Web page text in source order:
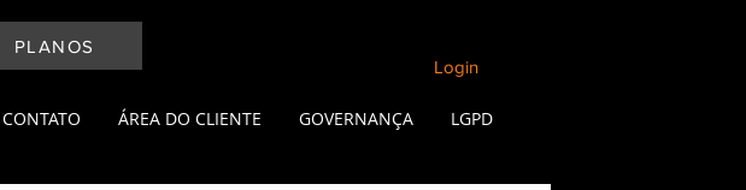
PLANOS
Login
CONTATO ÁREA DO CLIENTE GOVERNANÇA LGPD